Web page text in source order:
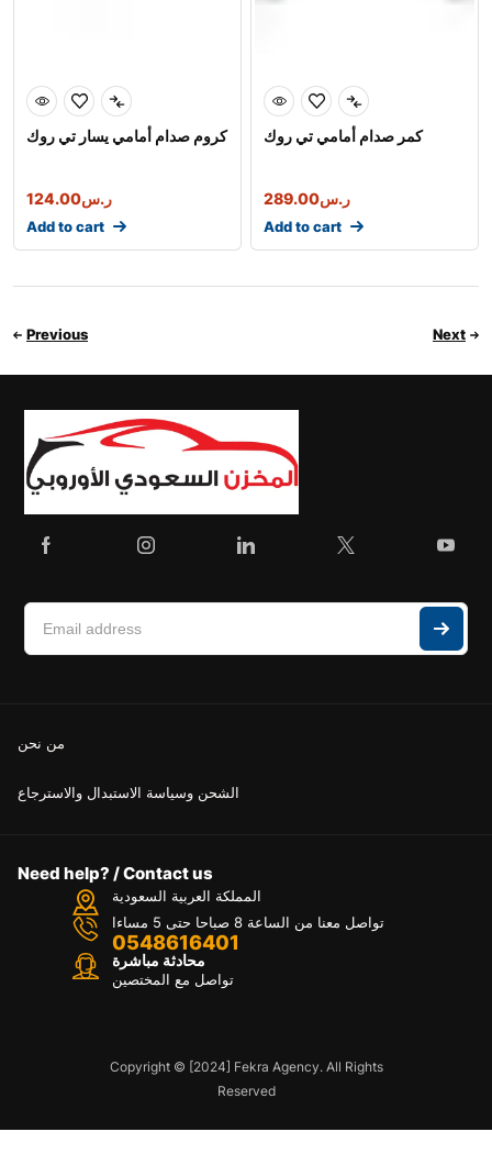
كروم صدام أمامي يسار تي روك
ر.س124.00
Add to cart
كمر صدام أمامي تي روك
ر.س289.00
Add to cart
Previous Next
من نحن
الشحن وسياسة الاستبدال والاسترجاع
Need help? / Contact us
المملكة العربية السعودية
تواصل معنا من الساعة 8 صباحا حتى 5 مساءا
0548616401
محادثة مباشرة
تواصل مع المختصين
Copyright © [2024] Fekra Agency. All Rights
Reserved